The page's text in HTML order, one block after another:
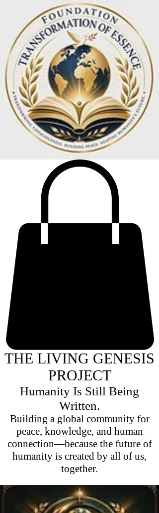
THE LIVING GENESIS
PROJECT
Humanity Is Still Being
Written.
Building a global community for
peace, knowledge, and human
connection—because the future of
humanity is created by all of us,
together.